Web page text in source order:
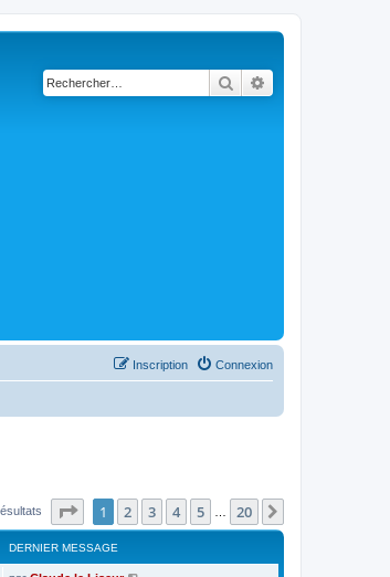
Rechercher
Connexion
Inscription
Page sur20
1 2 3 4 5 20
DERNIER MESSAGE